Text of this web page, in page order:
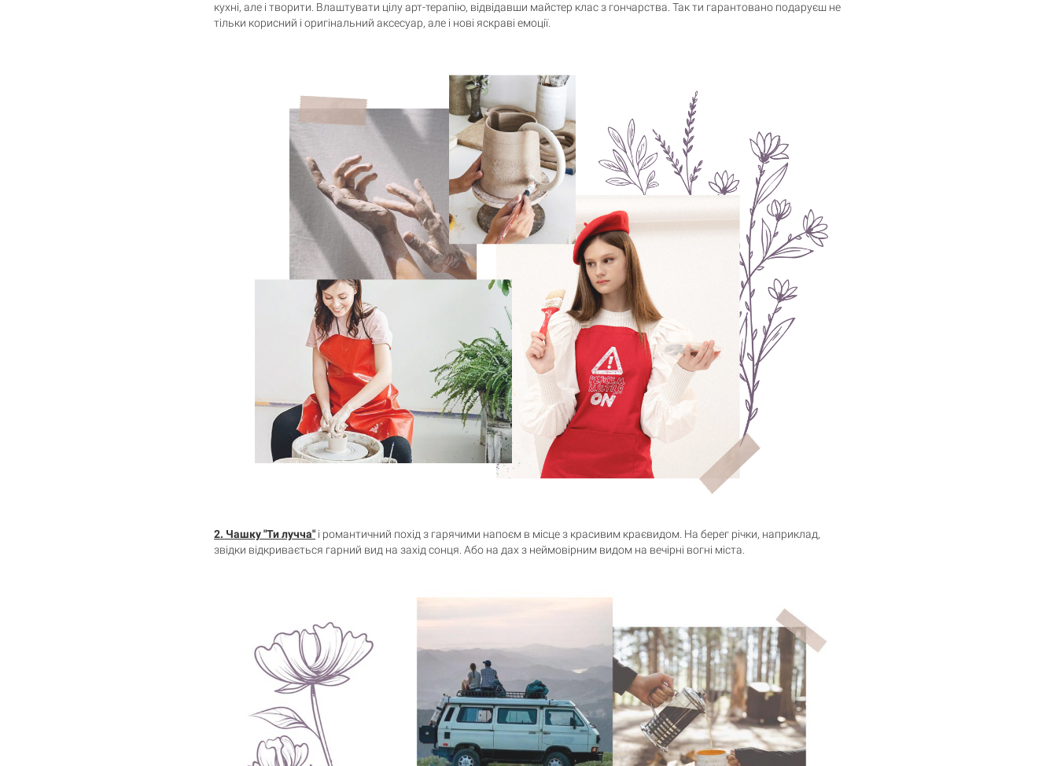
кухні, але і творити. Влаштувати цілу арт-терапію, відвідавши майстер клас з гончарства. Так ти гарантовано подаруєш не
тільки корисний і оригінальний аксесуар, але і нові яскраві емоції.
2. Чашку "Ти лучча" і романтичний похід з гарячими напоєм в місце з красивим краєвидом. На берег річки, наприклад,
звідки відкривається гарний вид на захід сонця. Або на дах з неймовірним видом на вечірні вогні міста.